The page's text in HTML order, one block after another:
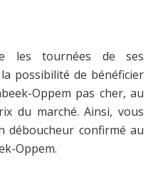
les tournées de ses
possibilité de bénéficier
Oppem pas cher, au
du marché. Ainsi, vous
déboucheur confirmé au
Oppem.